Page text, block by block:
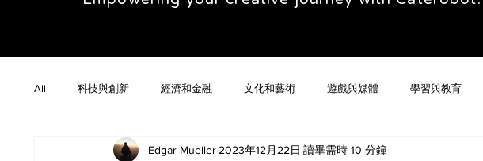
All 科技與創新 經濟和金融 文化和藝術 遊戲與媒體 學習與教育
Edgar Mueller 2023年12月22日 讀畢需時 10 分鐘